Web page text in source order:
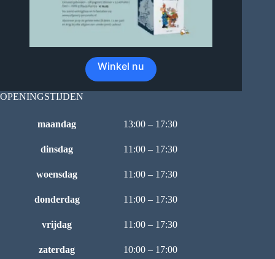
Winkel nu
OPENINGSTIJDEN
maandag 13:00 – 17:30
dinsdag 11:00 – 17:30
woensdag 11:00 – 17:30
donderdag 11:00 – 17:30
vrijdag 11:00 – 17:30
zaterdag 10:00 – 17:00